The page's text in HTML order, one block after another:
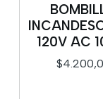
120V AC